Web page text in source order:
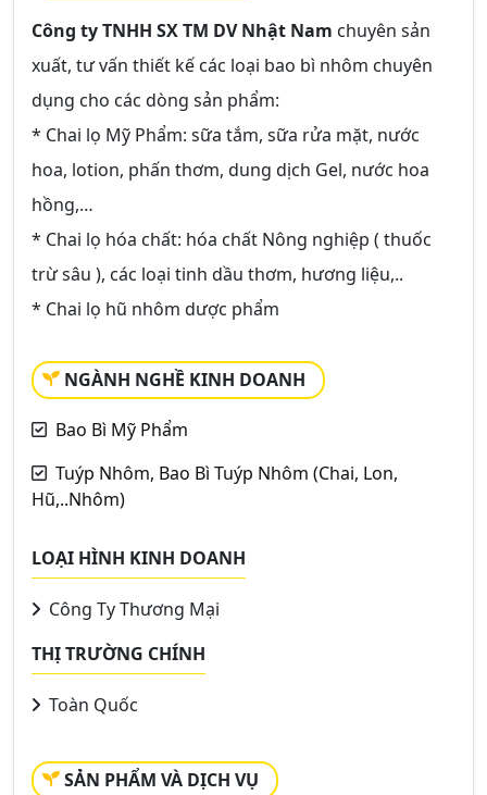
Công ty TNHH SX TM DV Nhật Nam chuyên sản
xuất, tư vấn thiết kế các loại bao bì nhôm chuyên
dụng cho các dòng sản phẩm:
* Chai lọ Mỹ Phẩm: sữa tắm, sữa rửa mặt, nước
hoa, lotion, phấn thơm, dung dịch Gel, nước hoa
hồng,…
* Chai lọ hóa chất: hóa chất Nông nghiệp ( thuốc
trừ sâu ), các loại tinh dầu thơm, hương liệu,..
* Chai lọ hũ nhôm dược phẩm
NGÀNH NGHỀ KINH DOANH
Bao Bì Mỹ Phẩm
Tuýp Nhôm, Bao Bì Tuýp Nhôm (Chai, Lon,
Hũ,..Nhôm)
LOẠI HÌNH KINH DOANH
Công Ty Thương Mại
THỊ TRƯỜNG CHÍNH
Toàn Quốc
SẢN PHẨM VÀ DỊCH VỤ